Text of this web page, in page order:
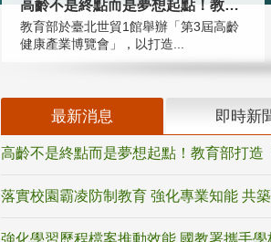
高齡不是終點而是夢想起點！教育部打
教育部於臺北世貿1館舉辦「第3屆高齡
健康產業博覽會」，以打造...
最新消息 即時新
高齡不是終點而是夢想起點！教育部打
落實校園霸凌防制教育 強化專業知能 共